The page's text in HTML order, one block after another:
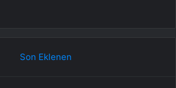
Son Eklenen